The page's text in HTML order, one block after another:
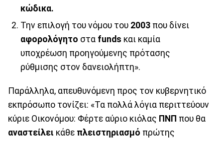
κώδικα.
Την επιλογή του νόμου του 2003 που δίνει
αφορολόγητο στα funds και καμία
υποχρέωση προηγούμενης πρότασης
ρύθμισης στον δανειολήπτη».
Παράλληλα, απευθυνόμενη προς τον κυβερνητικό
εκπρόσωπο τονίζει: «Τα πολλά λόγια περιττεύουν
κύριε Οικονόμου: Φέρτε αύριο κιόλας ΠΝΠ που θα
αναστείλει κάθε πλειστηριασμό πρώτης